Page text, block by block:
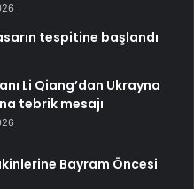
tespitine başlandı
Li Qiang’dan Ukrayna
tebrik mesajı
Bayram Öncesi